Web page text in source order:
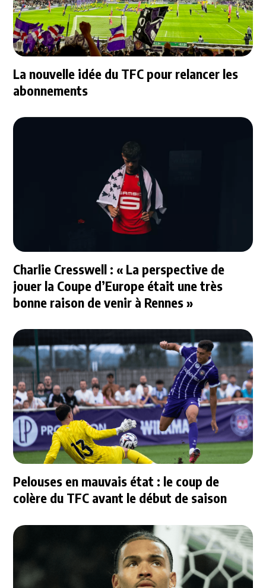
La nouvelle idée du TFC pour relancer les
abonnements
Charlie Cresswell : « La perspective de
jouer la Coupe d’Europe était une très
bonne raison de venir à Rennes »
Pelouses en mauvais état : le coup de
colère du TFC avant le début de saison